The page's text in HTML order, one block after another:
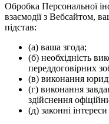
Обробка Персональної
взаємодії з Вебсайтом,
підстав:
(а) ваша згода;
(б) необхідність
переддоговірних
(в) виконання
(г) виконання
здійснення
(д) законні